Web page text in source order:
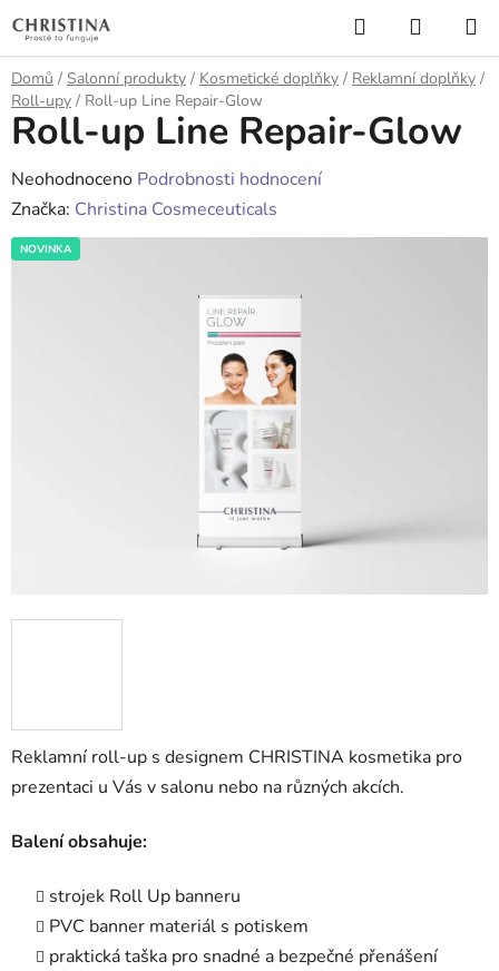
na
obsah
Hledat
KOŠÍK
Domů / Salonní produkty / Kosmetické doplňky / Reklamní doplňky /
Roll-upy / Roll-up Line Repair-Glow
Reklamní roll-up s designem CHRISTINA kosmetika pro
prezentaci u Vás v salonu nebo na různých akcích.
Balení obsahuje:
strojek Roll Up banneru
PVC banner materiál s potiskem
praktická taška pro snadné a bezpečné přenášení
Roll-up Line Repair-Glow
Průměrné
hodnocení
produktu
je
Neohodnoceno Podrobnosti hodnocení
Značka: Christina Cosmeceuticals
NOVINKA